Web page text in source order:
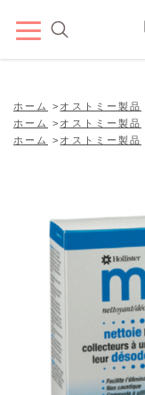
ホーム > オストミー製品
ホーム
> オストミー製品
ホーム
> オストミー製品